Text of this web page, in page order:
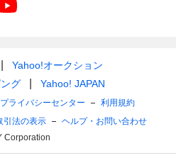
Yahoo!オークション
グ
Yahoo! JAPAN
プライバシーセンター
利用規約
引法の表示
ヘルプ・お問い合わせ
Corporation